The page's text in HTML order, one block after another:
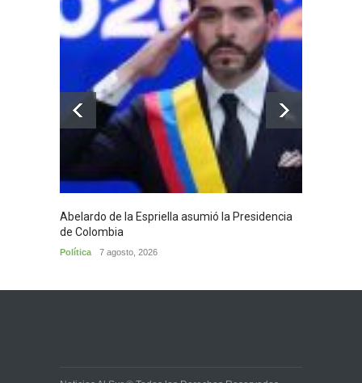
Abelardo de la Espriella asumió la Presidencia
de Colombia
Política 7 agosto, 2026